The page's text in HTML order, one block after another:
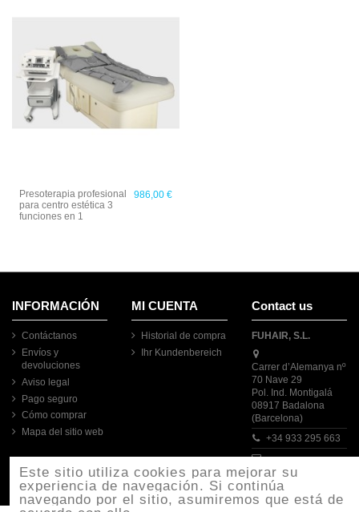
Presoterapia profesional
para centro estética 3
funciones en 1
986,00 €
INFORMACIÓN
Contáctanos
Envíos y
devoluciones
Aviso legal
Pago seguro
Cómo comprar
Mapa del sitio web
MI CUENTA
Historial de compra
Ihr Kundenbereich
Contact us
FUHAIR, S.L.
Carrer d’Alemanya nº
70 Nave 29
Pol. Ind. Montigalá
08917 Badalona
(Barcelona)
+34 933 295 663
fuhair.es@gmail.com
Este sitio utiliza cookies para mejorar su
experiencia de navegación. Si continúa
navegando por el sitio, asumiremos que está de